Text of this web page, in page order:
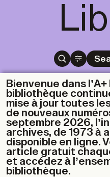
Bienvenue dans
bibliothèque
mise à jour toutes
de nouveaux
septembre 2026,
archives, de 1973 à
disponible en ligne.
article gratuit
et accédez à
bibliothèque.